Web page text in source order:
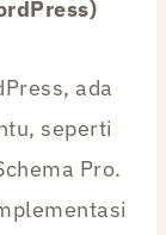
ada
seperti
Pro.